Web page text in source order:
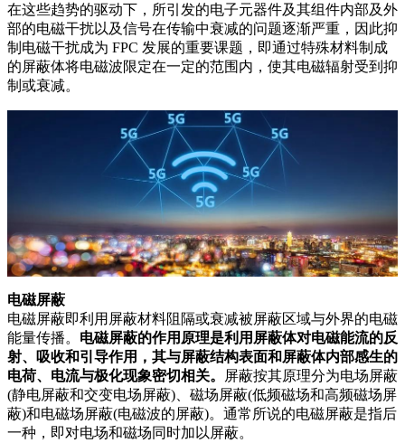
在这些趋势的驱动下，所引发的电子元器件及其组件内部及外
部的电磁干扰以及信号在传输中衰减的问题逐渐严重，因此抑
制电磁干扰成为 FPC 发展的重要课题，即通过特殊材料制成
的屏蔽体将电磁波限定在一定的范围内，使其电磁辐射受到抑
制或衰减。
电磁屏蔽
电磁屏蔽即利用屏蔽材料阻隔或衰减被屏蔽区域与外界的电磁
能量传播。 电磁屏蔽的作用原理是利用屏蔽体对电磁能流的反
射、吸收和引导作用，其与屏蔽结构表面和屏蔽体内部感生的
电荷、电流与极化现象密切相关。
屏蔽按其原理分为电场屏蔽
(静电屏蔽和交变电场屏蔽)、磁场屏蔽(低频磁场和高频磁场屏
蔽)和电磁场屏蔽(电磁波的屏蔽)。通常所说的电磁屏蔽是指后
一种，即对电场和磁场同时加以屏蔽。